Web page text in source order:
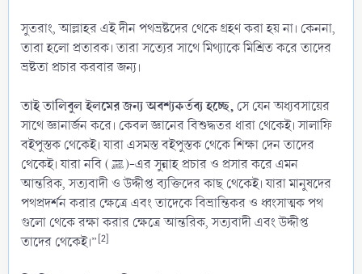
সুতরাং, আল্লাহর এই দীন পথভ্রষ্টদের থেকে গ্রহণ করা হয় না। কেননা,
তারা হলো প্রতারক। তারা সত্যের সাথে মিথ্যাকে মিশ্রিত করে তাদের
ভ্রষ্টতা প্রচার করবার জন্য।
তাই তালিবুল ইলমের জন্য অবশ্যকর্তব্য হচ্ছে, সে যেন অধ্যবসায়ের
সাথে জ্ঞানার্জন করে। কেবল জ্ঞানের বিশুদ্ধতর ধারা থেকেই। সালাফি
বইপুস্তক থেকেই। যারা এসমস্ত বইপুস্তক থেকে শিক্ষা দেন তাদের
থেকেই। যারা নবি (ﷺ)-এর সুন্নাহ প্রচার ও প্রসার করে এমন
আন্তরিক, সত্যবাদী ও উদ্দীপ্ত ব্যক্তিদের কাছ থেকেই। যারা মানুষদের
পথপ্রদর্শন করার ক্ষেত্রে এবং তাদেকে বিভ্রান্তিকর ও ধ্বংসাত্মক পথ
গুলো থেকে রক্ষা করার ক্ষেত্রে আন্তরিক, সত্যবাদী এবং উদ্দীপ্ত
তাদের থেকেই।”[2]